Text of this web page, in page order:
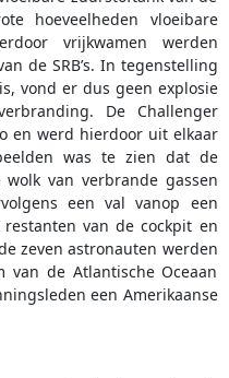
hoeveelheden vloeibare
vrijkwamen werden
de SRB’s. In tegenstelling
vond er dus geen explosie
De Challenger
en werd hierdoor uit elkaar
was te zien dat de
van verbrande gassen
een val vanop een
van de cockpit en
zeven astronauten werden
van de Atlantische Oceaan
een Amerikaanse